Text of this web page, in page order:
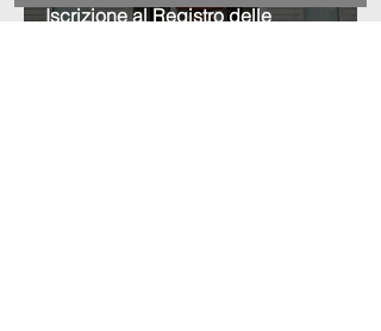
Iscrizione al Registro delle